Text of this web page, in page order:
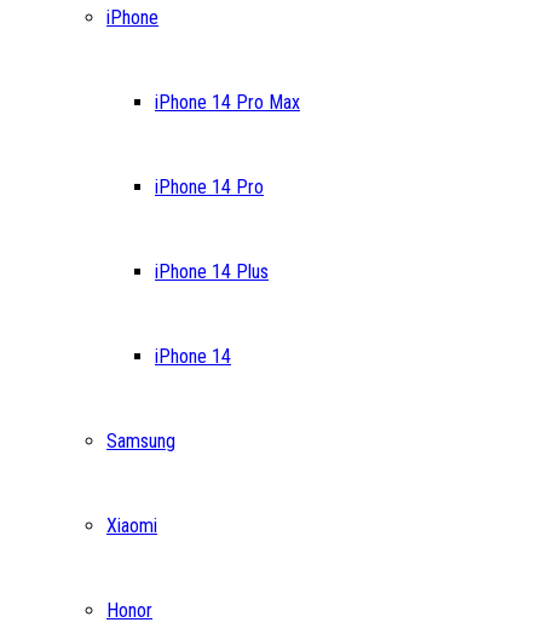
iPhone
iPhone 14 Pro Max
iPhone 14 Pro
iPhone 14 Plus
iPhone 14
Samsung
Xiaomi
Honor